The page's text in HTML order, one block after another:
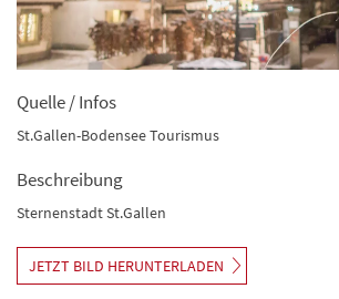
Quelle / Infos
St.Gallen-Bodensee Tourismus
Beschreibung
Sternenstadt St.Gallen
JETZT BILD HERUNTERLADEN